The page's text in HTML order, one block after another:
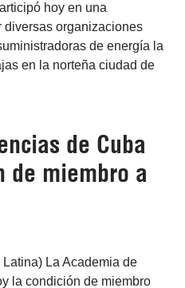
hoy en una
diversas organizaciones
de energía la
en la norteña ciudad de
de Cuba
de miembro a
La Academia de
la condición de miembro